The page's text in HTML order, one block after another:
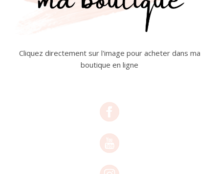
Cliquez directement sur l'image pour acheter dans ma
boutique en ligne